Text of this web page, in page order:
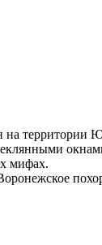
на территории
мифах.